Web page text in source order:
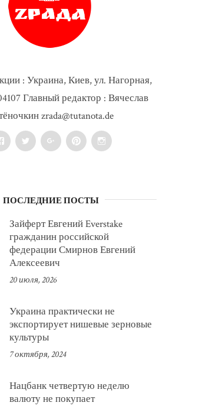
: Украина, Киев, ул. Нагорная,
Главный редактор : Вячеслав
zrada@tutanota.de
FacebookTwitter Google+PinterestInstagram
ПОСЛЕДНИЕ ПОСТЫ
Зайферт Евгений Everstake
гражданин российской
федерации Смирнов Евгений
Алексеевич
20 июля, 2026
Украина практически не
экспортирует нишевые зерновые
культуры
7 октября, 2024
Нацбанк четвертую неделю
валюту не покупает